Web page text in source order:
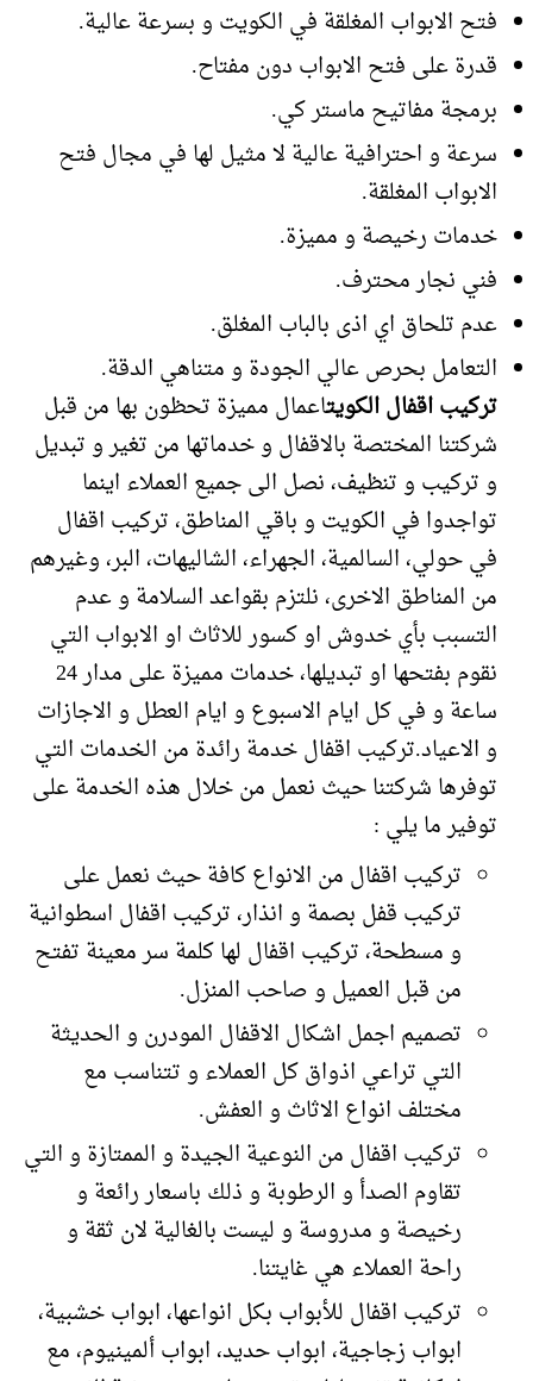
فتح الابواب المغلقة في الكويت و بسرعة عالية.
قدرة على فتح الابواب دون مفتاح.
برمجة مفاتيح ماستر كي.
سرعة و احترافية عالية لا مثيل لها في مجال فتح
الابواب المغلقة.
خدمات رخيصة و مميزة.
فني نجار محترف.
عدم تلحاق اي اذى بالباب المغلق.
التعامل بحرص عالي الجودة و متناهي الدقة.
تركيب اقفال الكويتاعمال مميزة تحظون بها من قبل
شركتنا المختصة بالاقفال و خدماتها من تغير و تبديل
و تركيب و تنظيف، نصل الى جميع العملاء اينما
تواجدوا في الكويت و باقي المناطق، تركيب اقفال
في حولي، السالمية، الجهراء، الشاليهات، البر، وغيرهم
من المناطق الاخرى، نلتزم بقواعد السلامة و عدم
التسبب بأي خدوش او كسور للاثاث او الابواب التي
نقوم بفتحها او تبديلها، خدمات مميزة على مدار 24
ساعة و في كل ايام الاسبوع و ايام العطل و الاجازات
و الاعياد.تركيب اقفال خدمة رائدة من الخدمات التي
توفرها شركتنا حيث نعمل من خلال هذه الخدمة على
توفير ما يلي :
تركيب اقفال من الانواع كافة حيث نعمل على
تركيب قفل بصمة و انذار، تركيب اقفال اسطوانية
و مسطحة، تركيب اقفال لها كلمة سر معينة تفتح
من قبل العميل و صاحب المنزل.
تصميم اجمل اشكال الاقفال المودرن و الحديثة
التي تراعي اذواق كل العملاء و تتناسب مع
مختلف انواع الاثاث و العفش.
تركيب اقفال من النوعية الجيدة و الممتازة و التي
تقاوم الصدأ و الرطوبة و ذلك باسعار رائعة و
رخيصة و مدروسة و ليست بالغالية لان ثقة و
راحة العملاء هي غايتنا.
تركيب اقفال للأبواب بكل انواعها، ابواب خشبية،
ابواب زجاجية، ابواب حديد، ابواب ألمينيوم، مع